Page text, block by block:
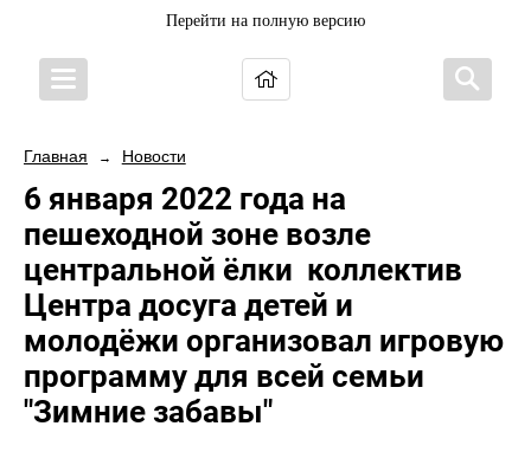
Перейти на полную версию
Главная → Новости
6 января 2022 года на
пешеходной зоне возле
центральной ёлки коллектив
Центра досуга детей и
молодёжи организовал игровую
программу для всей семьи
"Зимние забавы"